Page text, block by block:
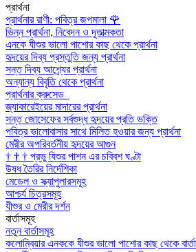
প্রার্থনা
প্রার্থনার রাণী: পবিত্র জপমালা 🌹
ভিন্ন প্রার্থনা, নিবেদন ও দূতাত্মকতা
এনকে যীশুর ভালো পাশোর কাছ থেকে প্রার্থনা
হৃদয়ের দিব্য প্রস্তুতি জন্য প্রার্থনা
সন্ত দিব্য আশ্র্যের প্রার্থনা
অন্যান্য বিবৃতি থেকে প্রার্থনা
প্রার্থনার ক্রুসেড
জ্যাকারেইয়ের মাদারের প্রার্থনা
সন্ত জোসেফের সর্বশুদ্ধ হৃদয়ের প্রতি ভক্তি
পবিত্র ভালোবাসার সাথে মিলিত হওয়ার জন্য প্রার্থনা
মেরীর অপরিবর্তনীয় হৃদয়ের আগুন
† † † প্রভু যিশুর পাশন এর চব্বিশ ঘণ্টা
উষধ তৈরির নির্দেশিকা
মেডেল ও স্ক্যাপুলারসমূহ
আশ্চর্য চিত্রসমূহ
যীশুর ও মেরীর দর্শন
বার্তাসমূহ
নতুন বার্তাসমূহ
কলোম্বিয়ার এনককে যীশুর ভালো পাশোর কাছ থেকে বার্তা